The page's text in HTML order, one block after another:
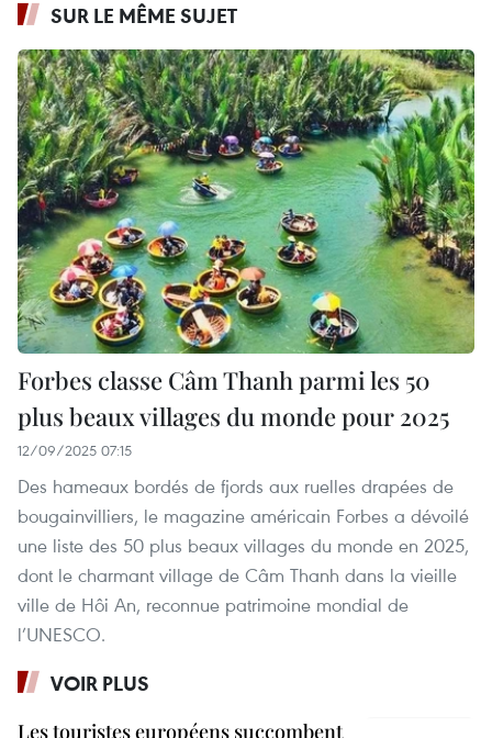
SUR LE MÊME SUJET
Forbes classe Câm Thanh parmi les 50
plus beaux villages du monde pour 2025
12/09/2025 07:15
Des hameaux bordés de fjords aux ruelles drapées de
bougainvilliers, le magazine américain Forbes a dévoilé
une liste des 50 plus beaux villages du monde en 2025,
dont le charmant village de Câm Thanh dans la vieille
ville de Hôi An, reconnue patrimoine mondial de
l’UNESCO.
VOIR PLUS
Les touristes européens succombent